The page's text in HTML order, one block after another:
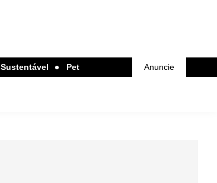
Sustentável Pet Anuncie